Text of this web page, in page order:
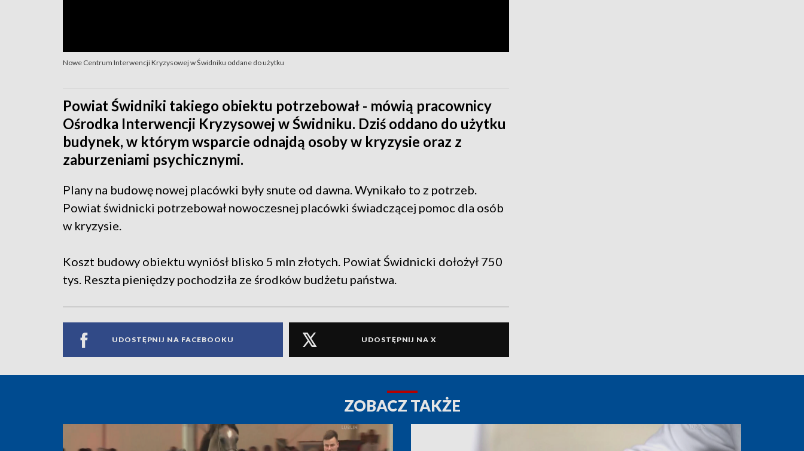
Nowe Centrum Interwencji Kryzysowej w Świdniku oddane do użytku
Powiat Świdniki takiego obiektu potrzebował - mówią pracownicy
Ośrodka Interwencji Kryzysowej w Świdniku. Dziś oddano do użytku
budynek, w którym wsparcie odnajdą osoby w kryzysie oraz z
zaburzeniami psychicznymi.
Plany na budowę nowej placówki były snute od dawna. Wynikało to z potrzeb.
Powiat świdnicki potrzebował nowoczesnej placówki świadczącej pomoc dla osób
w kryzysie.
Koszt budowy obiektu wyniósł blisko 5 mln złotych. Powiat Świdnicki dołożył 750
tys. Reszta pieniędzy pochodziła ze środków budżetu państwa.
UDOSTĘPNIJ NA FACEBOOKU UDOSTĘPNIJ NA X
ZOBACZ TAKŻE